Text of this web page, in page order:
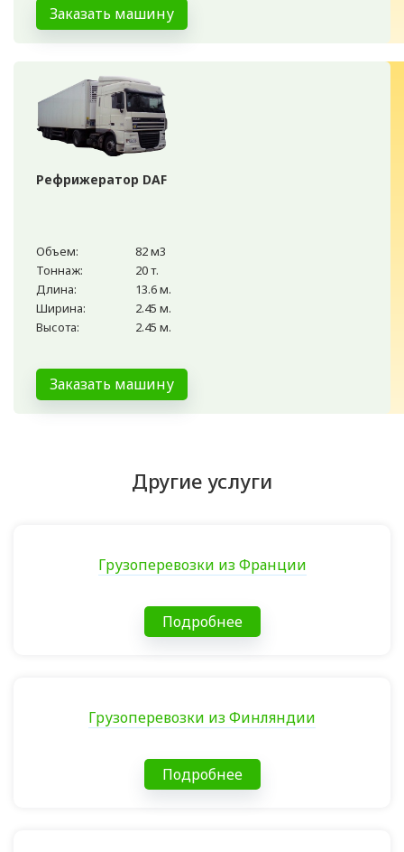
Заказать машину
Рефрижератор DAF
Объем:
82 м3
Тоннаж:
20 т.
Длина:
13.6 м.
Ширина:
2.45 м.
Высота:
2.45 м.
Заказать машину
Другие услуги
Грузоперевозки из Франции
Подробнее
Грузоперевозки из Финляндии
Подробнее